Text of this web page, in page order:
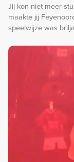
Jij kon niet meer
maakte jij
speelwijze was